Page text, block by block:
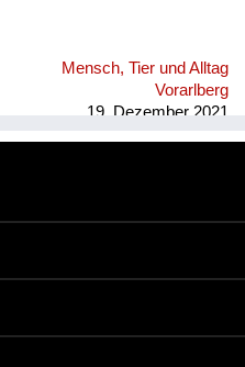
Mensch, Tier und Alltag
Vorarlberg
19. Dezember 2021